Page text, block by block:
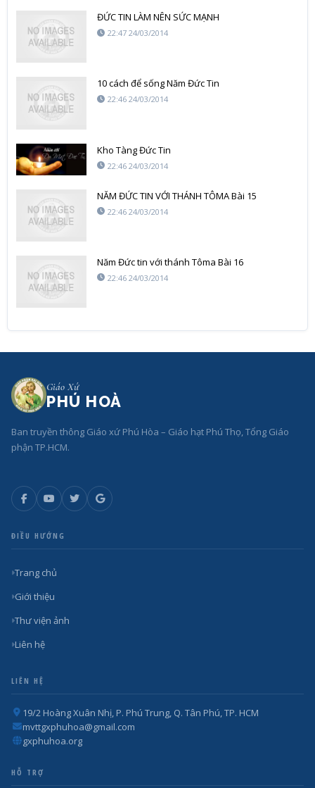
ĐỨC TIN LÀM NÊN SỨC MẠNH
22:47 24/03/2014
10 cách để sống Năm Đức Tin
22:46 24/03/2014
Kho Tàng Đức Tin
22:46 24/03/2014
NĂM ĐỨC TIN VỚI THÁNH TÔMA Bài 15
22:46 24/03/2014
Năm Đức tin với thánh Tôma Bài 16
22:46 24/03/2014
Giáo Xứ
PHÚ HOÀ
Ban truyền thông Giáo xứ Phú Hòa – Giáo hạt Phú Thọ, Tổng Giáo
phận TP.HCM.
ĐIỀU HƯỚNG
Trang chủ
Giới thiệu
Thư viện ảnh
Liên hệ
LIÊN HỆ
19/2 Hoàng Xuân Nhị, P. Phú Trung, Q. Tân Phú, TP. HCM
mvttgxphuhoa@gmail.com
gxphuhoa.org
HỖ TRỢ